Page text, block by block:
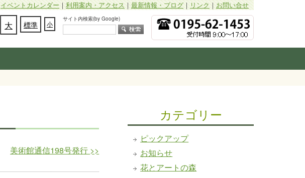
イベントカレンダー｜利用案内・アクセス｜最新情報・ブログ｜リンク｜お問い合せ
サイト内検索(by Google)
大 標準 小
美術館通信198号発行 >>
カテゴリー
ピックアップ
お知らせ
花とアートの森